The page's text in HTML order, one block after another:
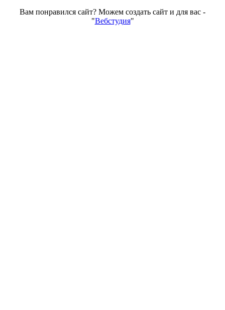
Вам понравился сайт? Можем создать сайт и для вас -
"Вебстудия"